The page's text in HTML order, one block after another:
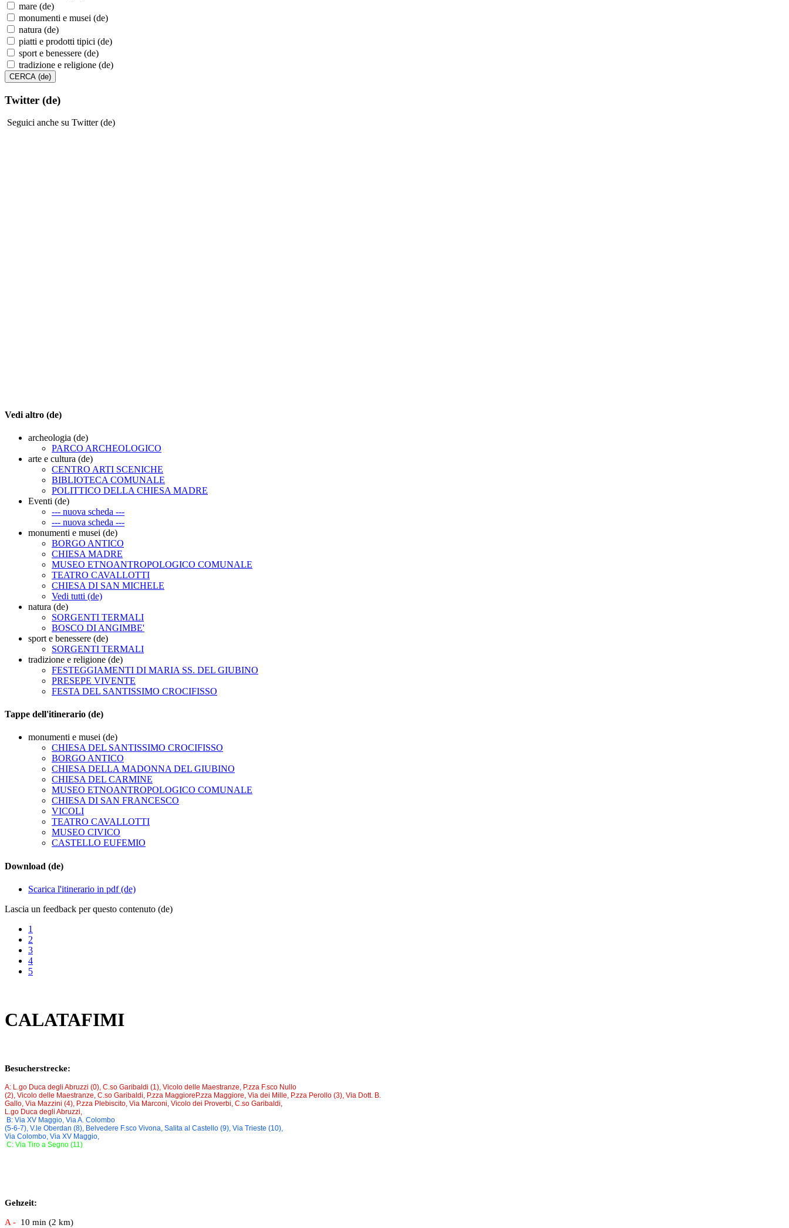
mare (de)
monumenti e musei (de)
natura (de)
piatti e prodotti tipici (de)
sport e benessere (de)
tradizione e religione (de)
Twitter (de)
Seguici anche su Twitter (de)
Vedi altro (de)
archeologia (de)
PARCO ARCHEOLOGICO
arte e cultura (de)
CENTRO ARTI SCENICHE
BIBLIOTECA COMUNALE
POLITTICO DELLA CHIESA MADRE
Eventi (de)
--- nuova scheda ---
--- nuova scheda ---
monumenti e musei (de)
BORGO ANTICO
CHIESA MADRE
MUSEO ETNOANTROPOLOGICO COMUNALE
TEATRO CAVALLOTTI
CHIESA DI SAN MICHELE
Vedi tutti (de)
natura (de)
SORGENTI TERMALI
BOSCO DI ANGIMBE'
sport e benessere (de)
SORGENTI TERMALI
tradizione e religione (de)
FESTEGGIAMENTI DI MARIA SS. DEL GIUBINO
PRESEPE VIVENTE
FESTA DEL SANTISSIMO CROCIFISSO
Tappe dell'itinerario (de)
monumenti e musei (de)
CHIESA DEL SANTISSIMO CROCIFISSO
BORGO ANTICO
CHIESA DELLA MADONNA DEL GIUBINO
CHIESA DEL CARMINE
MUSEO ETNOANTROPOLOGICO COMUNALE
CHIESA DI SAN FRANCESCO
VICOLI
TEATRO CAVALLOTTI
MUSEO CIVICO
CASTELLO EUFEMIO
Download (de)
Scarica l'itinerario in pdf (de)
Lascia un feedback per questo contenuto (de)
1
2
3
4
5
CALATAFIMI
Besucherstrecke:
A: L.go Duca degli Abruzzi (0), C.so Garibaldi (1), Vicolo delle Maestranze, P.zza F.sco Nullo
(2), Vicolo delle Maestranze, C.so Garibaldi, P.zza MaggioreP.zza Maggiore, Via dei Mille, P.zza Perollo (3), Via Dott. B.
Gallo, Via Mazzini (4), P.zza Plebiscito, Via Marconi, Vicolo dei Proverbi, C.so Garibaldi,
L.go Duca degli Abruzzi,
B: Via XV Maggio, Via A. Colombo
(5-6-7), V.le Oberdan (8), Belvedere F.sco Vivona, Salita al Castello (9), Via Trieste (10),
Via Colombo, Via XV Maggio,
C: Via Tiro a Segno (11)
Gehzeit:
A - 10 min (2 km)